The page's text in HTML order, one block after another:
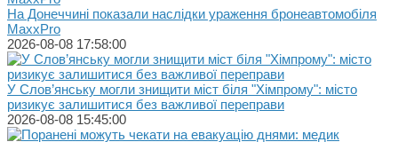
На Донеччині показали наслідки ураження бронеавтомобіля
MaxxPro
2026-08-08 17:58:00
У Слов’янську могли знищити міст біля "Хімпрому": місто
ризикує залишитися без важливої переправи
2026-08-08 15:45:00